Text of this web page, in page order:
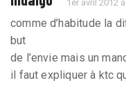
1er avril 2012
comme d’habitude la
but
de l’envie mais un
il faut expliquer à ktc